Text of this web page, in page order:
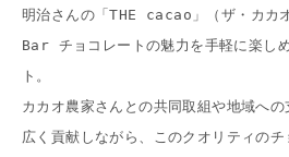
明治さんの「THE cacao」（ザ・カ
Bar チョコレートの魅力を手軽に楽し
ト。
カカオ農家さんとの共同取組や地域へ
広く貢献しながら、このクオリティの